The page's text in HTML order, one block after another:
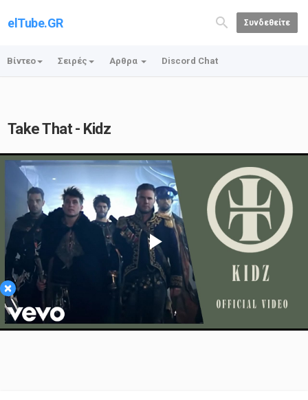
elTube.GR Συνδεθείτε
Βίντεο Σειρές Αρθρα Discord Chat
Take That - Kidz
×
Play
Video